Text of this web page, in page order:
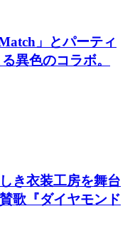
」とパーティ
異色のコラボ。
き衣装工房を舞台
歌『ダイヤモンド